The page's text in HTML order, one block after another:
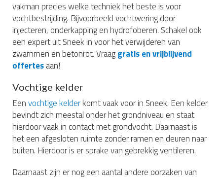
vakman precies welke techniek het beste is voor
vochtbestrijding. Bijvoorbeeld vochtwering door
injecteren, onderkapping en hydrofoberen. Schakel ook
een expert uit Sneek in voor het verwijderen van
zwammen en betonrot. Vraaggratis en vrijblijvend
offertesaan!
Vochtige kelder
Eenvochtige kelderkomt vaak voor in Sneek. Een kelder
bevindt zich meestal onder het grondniveau en staat
hierdoor vaak in contact met grondvocht. Daarnaast is
het een afgesloten ruimte zonder ramen en deuren naar
buiten. Hierdoor is er sprake van gebrekkig ventileren.
Daarnaast zijn er nog een aantal andere oorzaken van